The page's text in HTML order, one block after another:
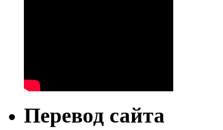
Перевод сайта